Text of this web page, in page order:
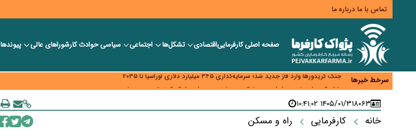
تماس با ما درباره ما
صفحه اصلیکارفرماییاقتصادی تشکل‌ها اجتماعی سیاسیحوادث کارشورا‎های عالی پیوندها
سرخط خبرها
زائران اربعین نگران ارز باقی‌مانده نباشند؛ خرید دینار در بانک‌ها و صرافی‌ها
جنگ کریدورها وارد فاز جدید شد؛ سرمایه‌گذاری ۳۴۵ میلیارد دلاری اوراسیا تا ۲۰۳۵
پارادوکس اینترنت در ایران؛ مصرف‌کننده بیشتر می‌پردازد، شبکه کمتر توسعه می‌یابد
معمای تأمین ۸۰ همت معوقات بازنشستگان؛ بانک رفاه وارد میدان شد
۸۰۶۳۱۴۰۵/۰۱/۳۱ ۱۰:۴۱:۰۲
خانه کارفرمایی راه و مسکن